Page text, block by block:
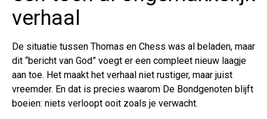
verhaal
De situatie tussen Thomas en Chess was al beladen, maar
dit “bericht van God” voegt er een compleet nieuw laagje
aan toe. Het maakt het verhaal niet rustiger, maar juist
vreemder. En dat is precies waarom De Bondgenoten blijft
boeien: niets verloopt ooit zoals je verwacht.